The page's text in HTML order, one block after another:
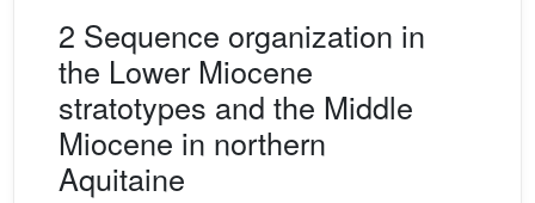
2 Sequence organization in
the Lower Miocene
stratotypes and the Middle
Miocene in northern
Aquitaine